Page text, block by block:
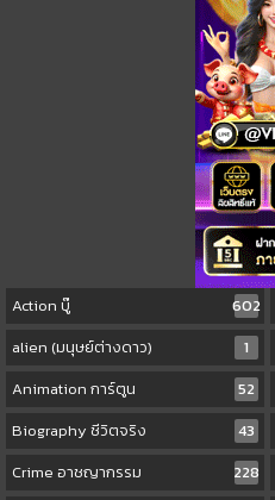
Action บู๊ 602
alien (มนุษย์ต่างดาว)
1
Animation การ์ตูน
52
Biography ชีวิตจริง
43
Crime อาชญากรรม
228